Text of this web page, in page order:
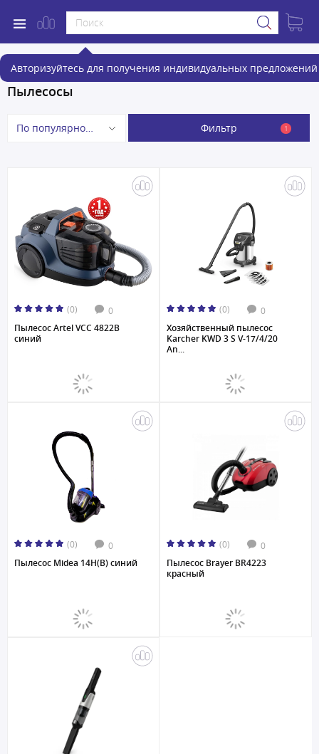
Авторизуйтесь для получения индивидуальных предложений
Пылесосы
По популярности Фильтр 1
(0) 0
Пылесос Artel VCC 4822B
синий
(0) 0
Хозяйственный пылесос
Karcher KWD 3 S V-17/4/20
An...
(0) 0
Пылесос Midea 14H(B) синий
(0) 0
Пылесос Brayer BR4223
красный